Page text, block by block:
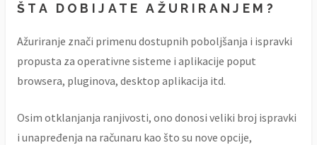
ŠTA DOBIJATE AŽURIRANJEM?
Ažuriranje znači primenu dostupnih poboljšanja i ispravki
propusta za operativne sisteme i aplikacije poput
browsera, pluginova, desktop aplikacija itd.
Osim otklanjanja ranjivosti, ono donosi veliki broj ispravki
i unapređenja na računaru kao što su nove opcije,